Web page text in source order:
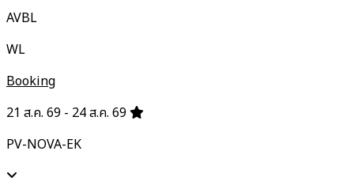
AVBL
WL
Booking
21 ส.ค. 69 - 24 ส.ค. 69
PV-NOVA-EK